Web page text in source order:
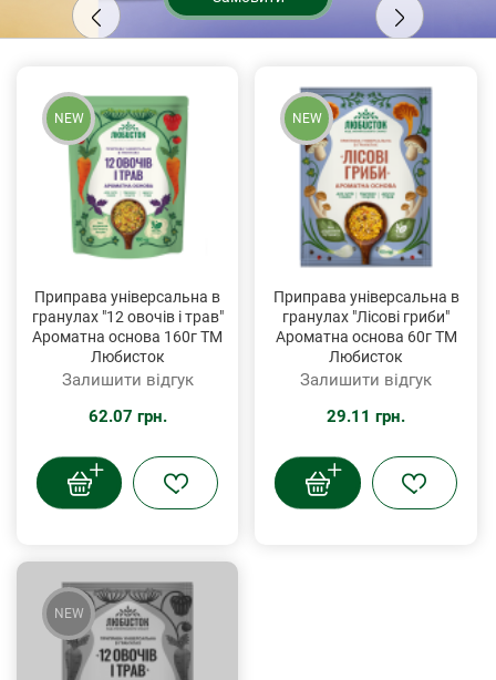
NEW
Приправа універсальна в
гранулах "12 овочів і трав"
Ароматна основа 160г ТМ
Любисток
Залишити відгук
62.07 грн.
NEW
Приправа універсальна в
гранулах "Лісові гриби"
Ароматна основа 60г ТМ
Любисток
Залишити відгук
29.11 грн.
NEW